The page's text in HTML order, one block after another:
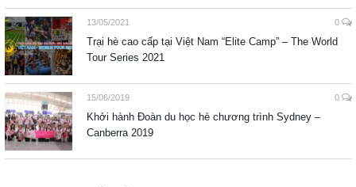
13/05/2021 0
Trại hè cao cấp tại Việt Nam “Elite Camp” – The World
Tour Series 2021
15/06/2019 0
Khởi hành Đoàn du học hè chương trình Sydney –
Canberra 2019